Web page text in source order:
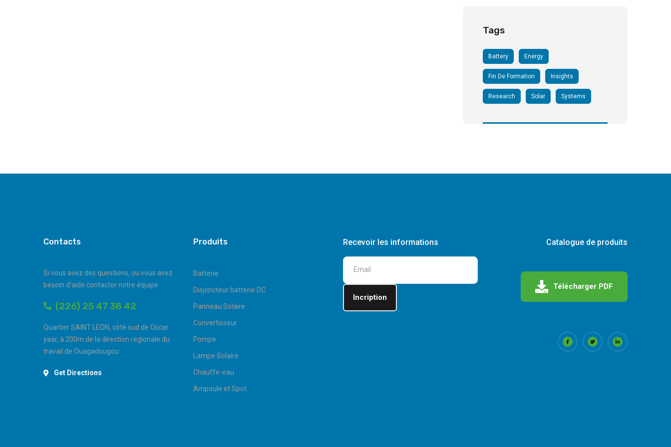
Tags
Battery Energy
Fin De Formation Insights
Research Solar Systems
Contacts
Si vous avez des questions, ou vous avez
besoin d'aide contacter notre équipe
(226) 25 47 38 42
Quartier SAINT LEON, côté sud de Oscar
yaar, à 200m de la direction regionale du
travail de Ouagadougou
Get Directions
Produits
Batterie
Disjoncteur batterie DC
Panneau Solaire
Convertisseur
Pompe
Lampe Solaire
Chauffe-eau
Ampoule et Spot
Recevoir les informations Catalogue de produits
Télécharger PDF